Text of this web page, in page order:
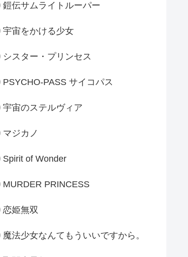
鎧伝サムライトルーパー
宇宙をかける少女
シスター・プリンセス
PSYCHO-PASS サイコパス
宇宙のステルヴィア
マジカノ
Spirit of Wonder
MURDER PRINCESS
恋姫無双
魔法少女なんてもういいですから。